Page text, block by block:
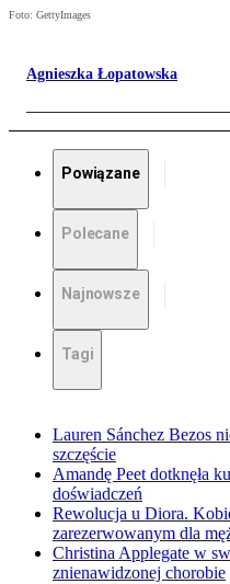
Foto: GettyImages
Agnieszka Łopatowska
Powiązane
Polecane
Najnowsze
Tagi
Lauren Sánchez Bezos
szczęście
Amandę Peet dotknęła
doświadczeń
Rewolucja u Diora.
zarezerwowanym dla
Christina Applegate w
znienawidzonej chorobie